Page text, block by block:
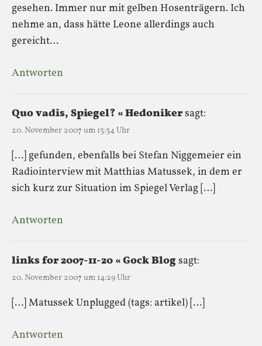
gesehen. Immer nur mit gelben Hosenträgern. Ich
nehme an, dass hätte Leone allerdings auch
gereicht…
Antworten
Quo vadis, Spiegel? « Hedonikersagt:
20. November 2007 um 13:34 Uhr
[…] gefunden, ebenfalls bei Stefan Niggemeier ein
Radiointerview mit Matthias Matussek, in dem er
sich kurz zur Situation im Spiegel Verlag […]
Antworten
links for 2007-11-20 « Gock Blogsagt:
20. November 2007 um 14:29 Uhr
[…] Matussek Unplugged (tags: artikel) […]
Antworten